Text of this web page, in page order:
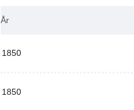
År
1850
1850